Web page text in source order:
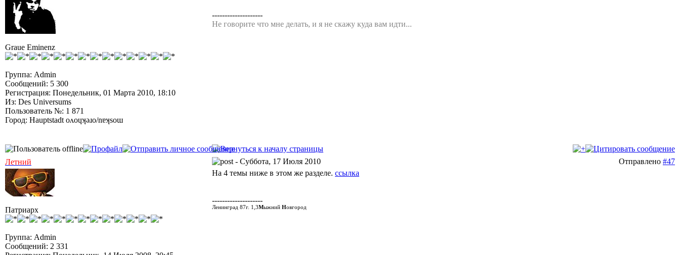
Graue Eminenz
Группа: Admin
Сообщений: 5 300
Регистрация: Понедельник, 01 Марта 2010, 18:10
Из: Des Universums
Пользователь №: 1 871
Город: Hauptstadt oʌoɥʞǝɹo/nɐʞsoɯ
--------------------
Не говорите что мне делать, и я не скажу куда вам идти...
Летний - Суббота, 17 Июля 2010 Отправлено #47
Патриарх
Группа: Admin
Сообщений: 2 331
На 4 темы ниже в этом же разделе. ссылка
--------------------
Ленинград 87г. 1,3Мыжний Новгород